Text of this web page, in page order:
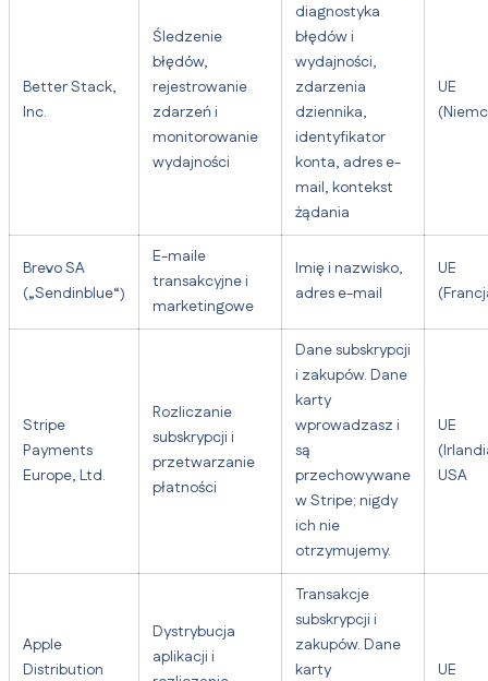
Better Stack,
Inc.
Śledzenie
błędów,
rejestrowanie
zdarzeń i
monitorowanie
wydajności
diagnostyka
błędów i
wydajności,
zdarzenia
dziennika,
identyfikator
konta, adres e-
mail, kontekst
żądania
UE
Brevo SA
(„Sendinblue“)
E-maile
transakcyjne i
marketingowe
Imię i nazwisko,
adres e-mail
UE
Stripe
Payments
Europe, Ltd.
Rozliczanie
subskrypcji i
przetwarzanie
płatności
Dane subskrypcji
i zakupów. Dane
karty
wprowadzasz i
są
przechowywane
w Stripe; nigdy
ich nie
otrzymujemy.
UE
USA
Apple
Distribution
Dystrybucja
aplikacji i
Transakcje
subskrypcji i
zakupów. Dane
karty
UE